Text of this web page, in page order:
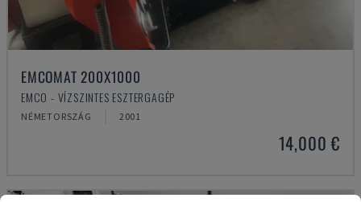
EMCOMAT 200X1000
EMCO - VÍZSZINTES ESZTERGAGÉP
NÉMETORSZÁG 2001
14,000 €